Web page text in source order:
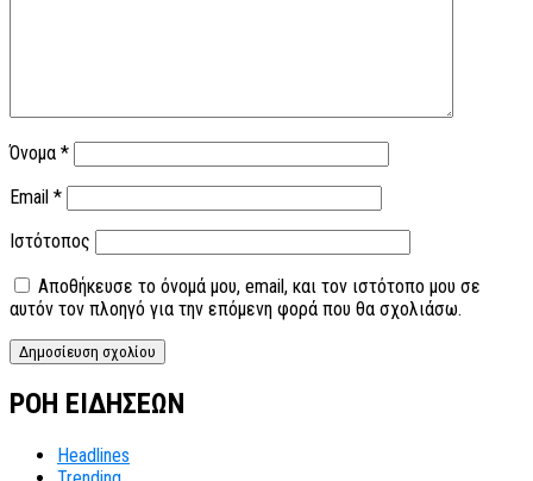
Όνομα *
Email *
Ιστότοπος
Αποθήκευσε το όνομά μου, email, και τον ιστότοπο μου σε
αυτόν τον πλοηγό για την επόμενη φορά που θα σχολιάσω.
ΡΟΗ ΕΙΔΗΣΕΩΝ
Headlines